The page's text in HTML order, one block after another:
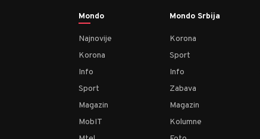
Mondo
Najnovije
Korona
Info
Sport
Magazin
MobIT
Mondo Srbija
Korona
Sport
Info
Zabava
Magazin
Kolumne